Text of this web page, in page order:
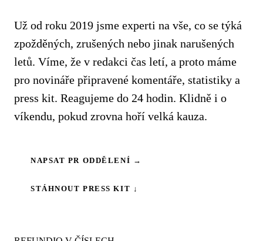
Už od roku 2019 jsme experti na vše, co se týká
zpožděných, zrušených nebo jinak narušených
letů. Víme, že v redakci čas letí, a proto máme
pro novináře připravené komentáře, statistiky a
press kit. Reagujeme do 24 hodin. Klidně i o
víkendu, pokud zrovna hoří velká kauza.
NAPSAT PR ODDĚLENÍ →
STÁHNOUT PRESS KIT ↓